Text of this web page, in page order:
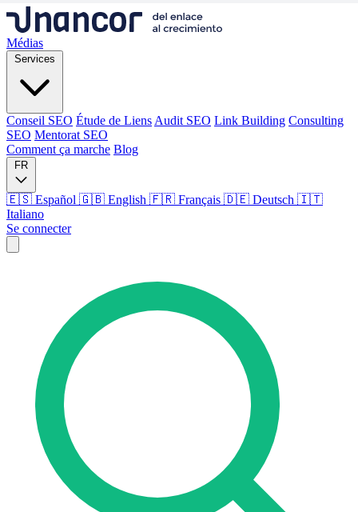
Médias
Services
Conseil SEO Étude de Liens Audit SEO Link Building Consulting
SEO Mentorat SEO
Comment ça marche Blog
FR
🇪🇸 Español 🇬🇧 English 🇫🇷 Français 🇩🇪 Deutsch 🇮🇹
Italiano
Se connecter
Conseil SEO Étude de Liens Link Building
Mentorat SEO
Comment ça marche
Langue
🇪🇸 ES
🇬🇧 EN
Se connecter